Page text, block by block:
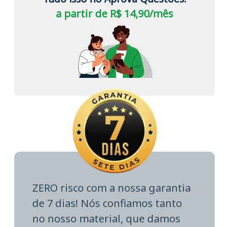
a partir de R$ 14,90/mês
ZERO risco com a nossa garantia
de 7 dias! Nós confiamos tanto
no nosso material, que damos